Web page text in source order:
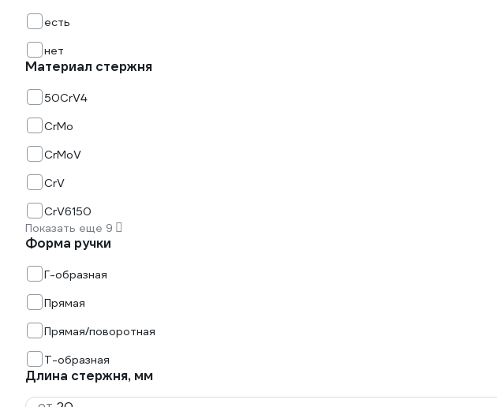
есть
нет
Материал стержня
50CrV4
CrMo
CrMoV
CrV
CrV6150
Показать еще 9
Форма ручки
Г-образная
Прямая
Прямая/поворотная
Т-образная
Длина стержня, мм